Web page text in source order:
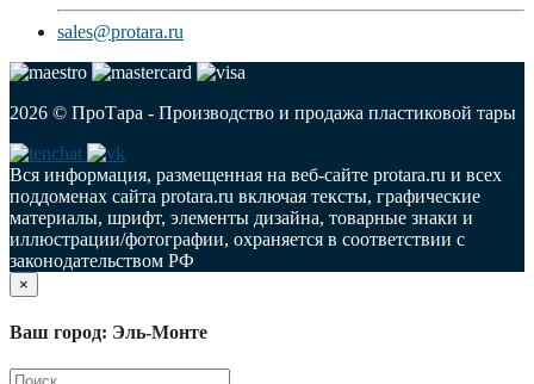
sales@protara.ru
2026 © ПроТара - Производство и продажа пластиковой тары
Вся информация, размещенная на веб-сайте protara.ru и всех
поддоменах сайта protara.ru включая тексты, графические
материалы, шрифт, элементы дизайна, товарные знаки и
иллюстрации/фотографии, охраняется в соответствии с
законодательством РФ
×
Ваш город: Эль-Монте